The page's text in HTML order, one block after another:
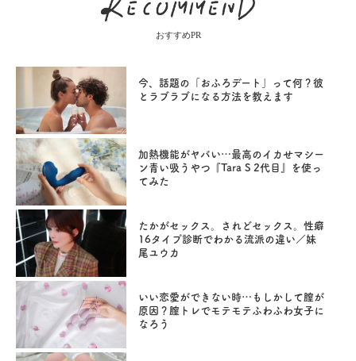
おすすめPR
今、話題の「おふろデート」って何？彼
とラブラブになる方法を教えます
加熱機能がヤバい…最高のイカせマシー
ン青い吸うやつ『Tara S 2代目』を使っ
てみた
たかがセックス。されどセックス。性癖
16タイプ診断でわかる流派の違い／妹
尾ユウカ
いい恋愛ができない時…もしかして膣が
原因？膣トレでモテモテふわふわ女子に
なろう